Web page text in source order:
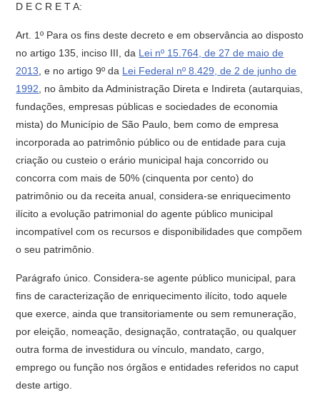
D E C R E T A:
Art. 1º Para os fins deste decreto e em observância ao disposto
no artigo 135, inciso III, da Lei nº 15.764, de 27 de maio de
2013 , e no artigo 9º da Lei Federal nº 8.429, de 2 de junho de
1992 , no âmbito da Administração Direta e Indireta (autarquias,
fundações, empresas públicas e sociedades de economia
mista) do Município de São Paulo, bem como de empresa
incorporada ao patrimônio público ou de entidade para cuja
criação ou custeio o erário municipal haja concorrido ou
concorra com mais de 50% (cinquenta por cento) do
patrimônio ou da receita anual, considera-se enriquecimento
ilícito a evolução patrimonial do agente público municipal
incompatível com os recursos e disponibilidades que compõem
o seu patrimônio.
Parágrafo único. Considera-se agente público municipal, para
fins de caracterização de enriquecimento ilícito, todo aquele
que exerce, ainda que transitoriamente ou sem remuneração,
por eleição, nomeação, designação, contratação, ou qualquer
outra forma de investidura ou vínculo, mandato, cargo,
emprego ou função nos órgãos e entidades referidos no caput
deste artigo.